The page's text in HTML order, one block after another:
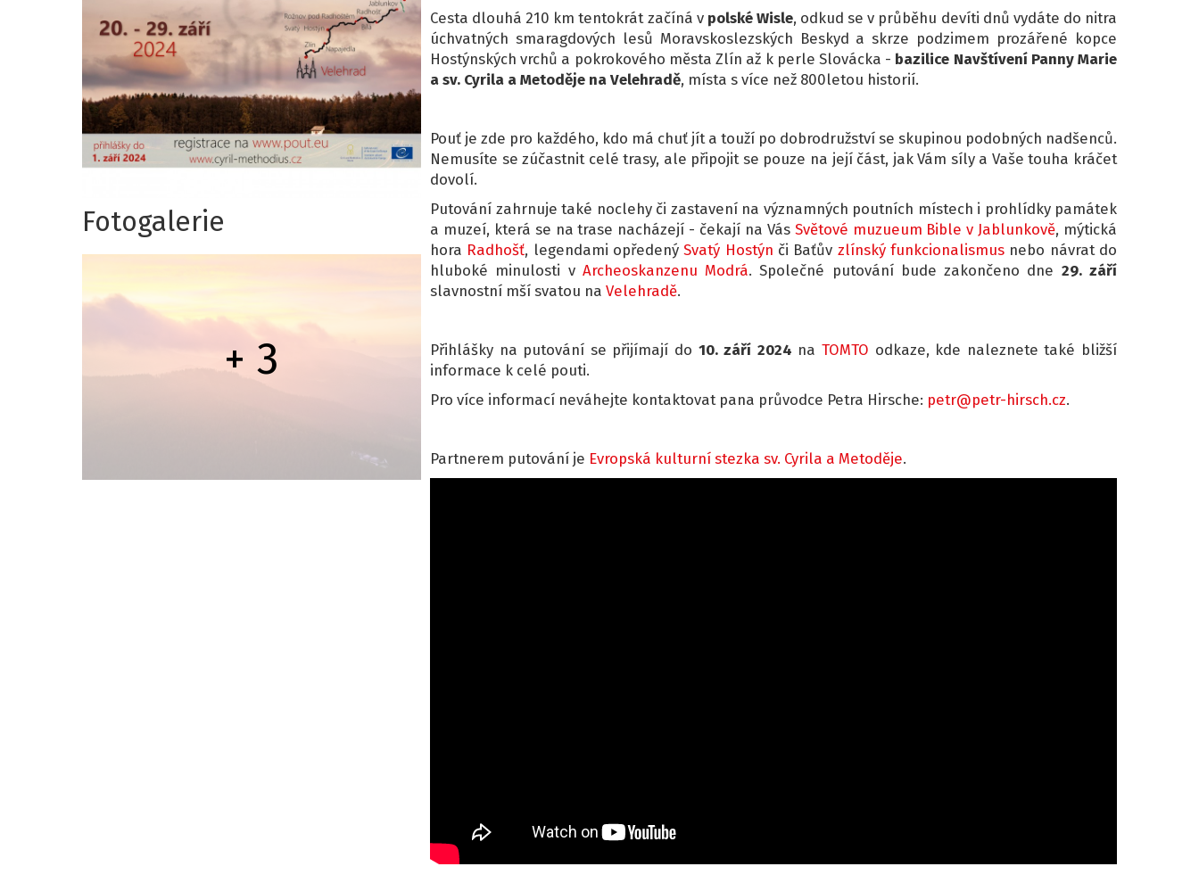
Fotogalerie
+ 3
Cesta dlouhá 210 km tentokrát začíná v polské Wisle, odkud se v průběhu devíti dnů vydáte do nitra
úchvatných smaragdových lesů Moravskoslezských Beskyd a skrze podzimem prozářené kopce
Hostýnských vrchů a pokrokového města Zlín až k perle Slovácka - bazilice Navštívení Panny Marie
a sv. Cyrila a Metoděje na Velehradě, místa s více než 800letou historií.
Pouť je zde pro každého, kdo má chuť jít a touží po dobrodružství se skupinou podobných nadšenců.
Nemusíte se zúčastnit celé trasy, ale připojit se pouze na její část, jak Vám síly a Vaše touha kráčet
dovolí.
Putování zahrnuje také noclehy či zastavení na významných poutních místech i prohlídky památek
a muzeí, která se na trase nacházejí - čekají na Vás Světové muzueum Bible v Jablunkově, mýtická
hora Radhošť, legendami opředenýSvatý Hostýn či Baťův zlínský funkcionalismus nebo návrat do
hluboké minulosti v Archeoskanzenu Modrá. Společné putování bude zakončeno dne 29. září
slavnostní mší svatou na Velehradě.
Přihlášky na putování se přijímají do 10. září 2024 naTOMTO odkaze, kde naleznete také bližší
informace k celé pouti.
Pro více informací neváhejte kontaktovat pana průvodce Petra Hirsche: petr@petr-hirsch.cz.
Partnerem putování je Evropská kulturní stezka sv. Cyrila a Metoděje.